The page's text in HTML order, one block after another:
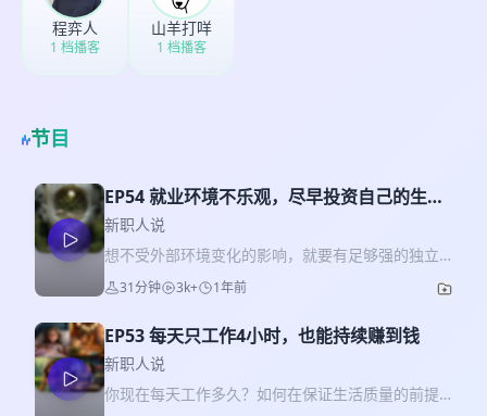
程弈人
1 档播客
山羊打咩
1 档播客
节目
EP54 就业环境不乐观，尽早投资自己的生存
技能
新职人说
想不受外部环境变化的影响，就要有足够强的独立
生存能力。 而我们很多人每天在工作中积累的，其
实并不是能长期依赖的生存能力，更多只是能满足
近4年，期间接触了上千名开展个人事业并且拿到结
果的伙伴，他们中也有很多人面对自己未来的职业
选择迷茫过、焦虑过，但最终还是坚持了下来，走
到了现在。 我从这些成功者的经验和教训中，总结
31分钟 3k+ 1年前
EP53 每天只工作4小时，也能持续赚到钱
新职人说
你现在每天工作多久？如何在保证生活质量的前提